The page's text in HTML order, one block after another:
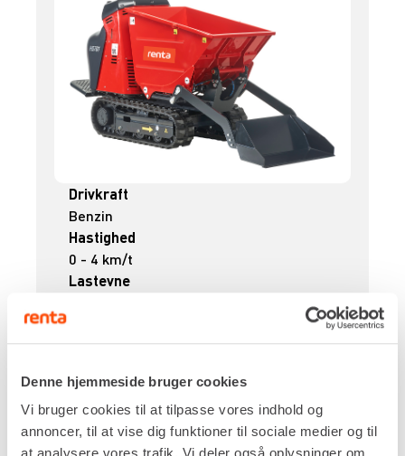
Denne hjemmeside bruger cookies
Vi bruger cookies til at tilpasse vores indhold og
annoncer, til at vise dig funktioner til sociale medier og til
Drivkraft
Benzin
Hastighed
0 - 4 km/t
Lastevne
0,45 kg/cm²
640 kg
Pr. dag DKK 1.066,00
Ekskl. moms